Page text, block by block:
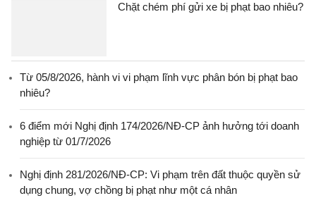
Chặt chém phí gửi xe bị phạt bao nhiêu?
Từ 05/8/2026, hành vi vi phạm lĩnh vực phân bón bị phạt bao
nhiêu?
6 điểm mới Nghị định 174/2026/NĐ-CP ảnh hưởng tới doanh
nghiệp từ 01/7/2026
Nghị định 281/2026/NĐ-CP: Vi phạm trên đất thuộc quyền sử
dụng chung, vợ chồng bị phạt như một cá nhân